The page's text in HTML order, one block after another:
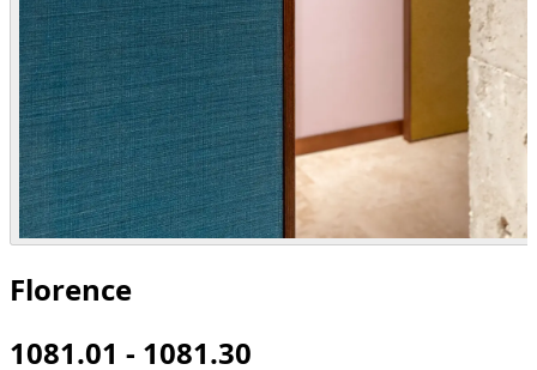
Florence
1081.01 - 1081.30